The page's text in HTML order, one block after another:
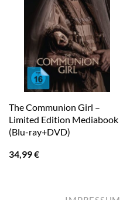
The Communion Girl –
Limited Edition Mediabook
(Blu-ray+DVD)
34,99€